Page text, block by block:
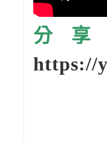
分享
https://